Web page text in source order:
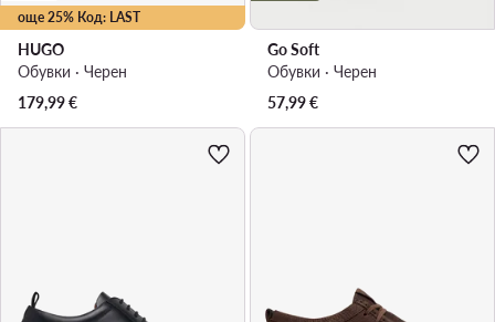
още 25% Код: LAST
HUGO
Обувки · Черен
179,99€
Go Soft
Обувки · Черен
57,99€